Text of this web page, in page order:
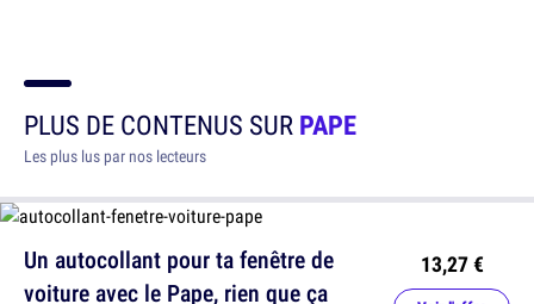
PLUS DE CONTENUS SURPAPE
Les plus lus par nos lecteurs
Un autocollant pour ta fenêtre de
voiture avec le Pape, rien que ça
13,27 €